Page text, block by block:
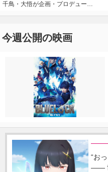
千鳥・大悟が企画・プロデュー…
今週公開の映画
“お
――